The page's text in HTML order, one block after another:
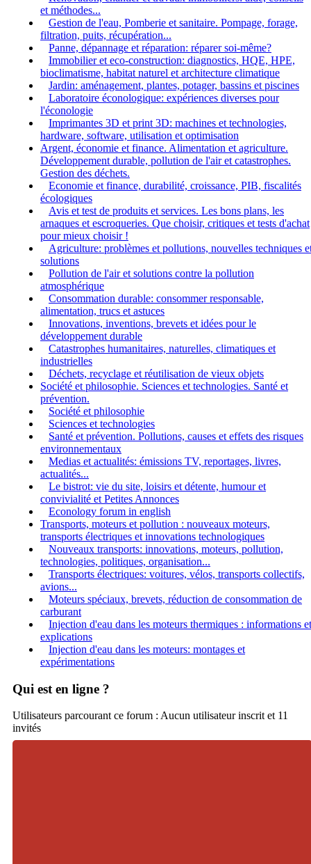
et méthodes...
Gestion de l'eau, Pomberie et sanitaire. Pompage, forage,
filtration, puits, récupération...
Panne, dépannage et réparation: réparer soi-même?
Immobilier et eco-construction: diagnostics, HQE, HPE,
bioclimatisme, habitat naturel et architecture climatique
Jardin: aménagement, plantes, potager, bassins et piscines
Laboratoire éconologique: expériences diverses pour
l'éconologie
Imprimantes 3D et print 3D: machines et technologies,
hardware, software, utilisation et optimisation
Argent, économie et finance. Alimentation et agriculture.
Développement durable, pollution de l'air et catastrophes.
Gestion des déchets.
Economie et finance, durabilité, croissance, PIB, fiscalités
écologiques
Avis et test de produits et services. Les bons plans, les
arnaques et escroqueries. Que choisir, critiques et tests d'achat
pour mieux choisir !
Agriculture: problèmes et pollutions, nouvelles techniques
solutions
Pollution de l'air et solutions contre la pollution
atmosphérique
Consommation durable: consommer responsable,
alimentation, trucs et astuces
Innovations, inventions, brevets et idées pour le
développement durable
Catastrophes humanitaires, naturelles, climatiques et
industrielles
Déchets, recyclage et réutilisation de vieux objets
Société et philosophie. Sciences et technologies. Santé et
prévention.
Société et philosophie
Sciences et technologies
Santé et prévention. Pollutions, causes et effets des risques
environnementaux
Medias et actualités: émissions TV, reportages, livres,
actualités...
Le bistrot: vie du site, loisirs et détente, humour et
convivialité et Petites Annonces
Econology forum in english
Transports, moteurs et pollution : nouveaux moteurs,
transports électriques et innovations technologiques
Nouveaux transports: innovations, moteurs, pollution,
technologies, politiques, organisation...
Transports électriques: voitures, vélos, transports collectifs,
avions...
Moteurs spéciaux, brevets, réduction de consommation de
carburant
Injection d'eau dans les moteurs thermiques : informations et
explications
Injection d'eau dans les moteurs: montages et
expérimentations
Qui est en ligne ?
Utilisateurs parcourant ce forum : Aucun utilisateur inscrit et 11
invités